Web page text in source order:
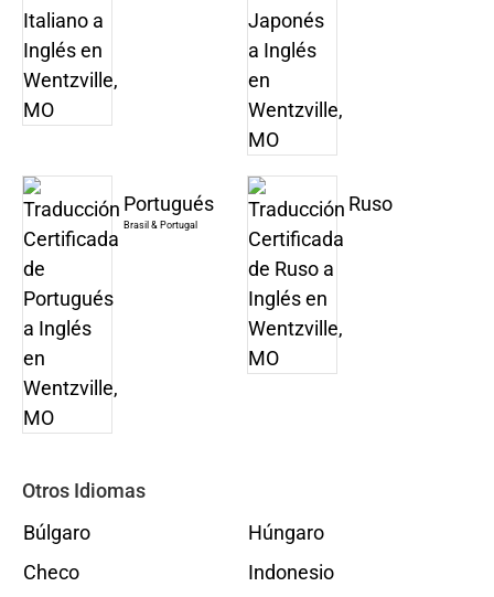
Portugués
Brasil & Portugal
Ruso
Otros Idiomas
Búlgaro
Checo
Húngaro
Indonesio